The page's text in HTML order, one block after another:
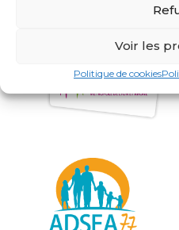
Voir les
Politique de cookies